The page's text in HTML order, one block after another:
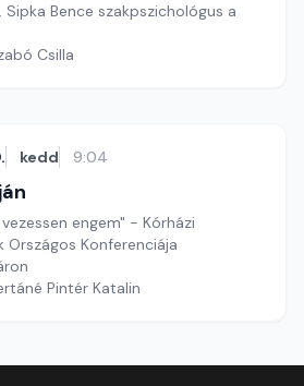
szakpszichológus a
Csilla
kedd 9:04
engem" - Kórházi
Országos Konferenciája
Pintér Katalin